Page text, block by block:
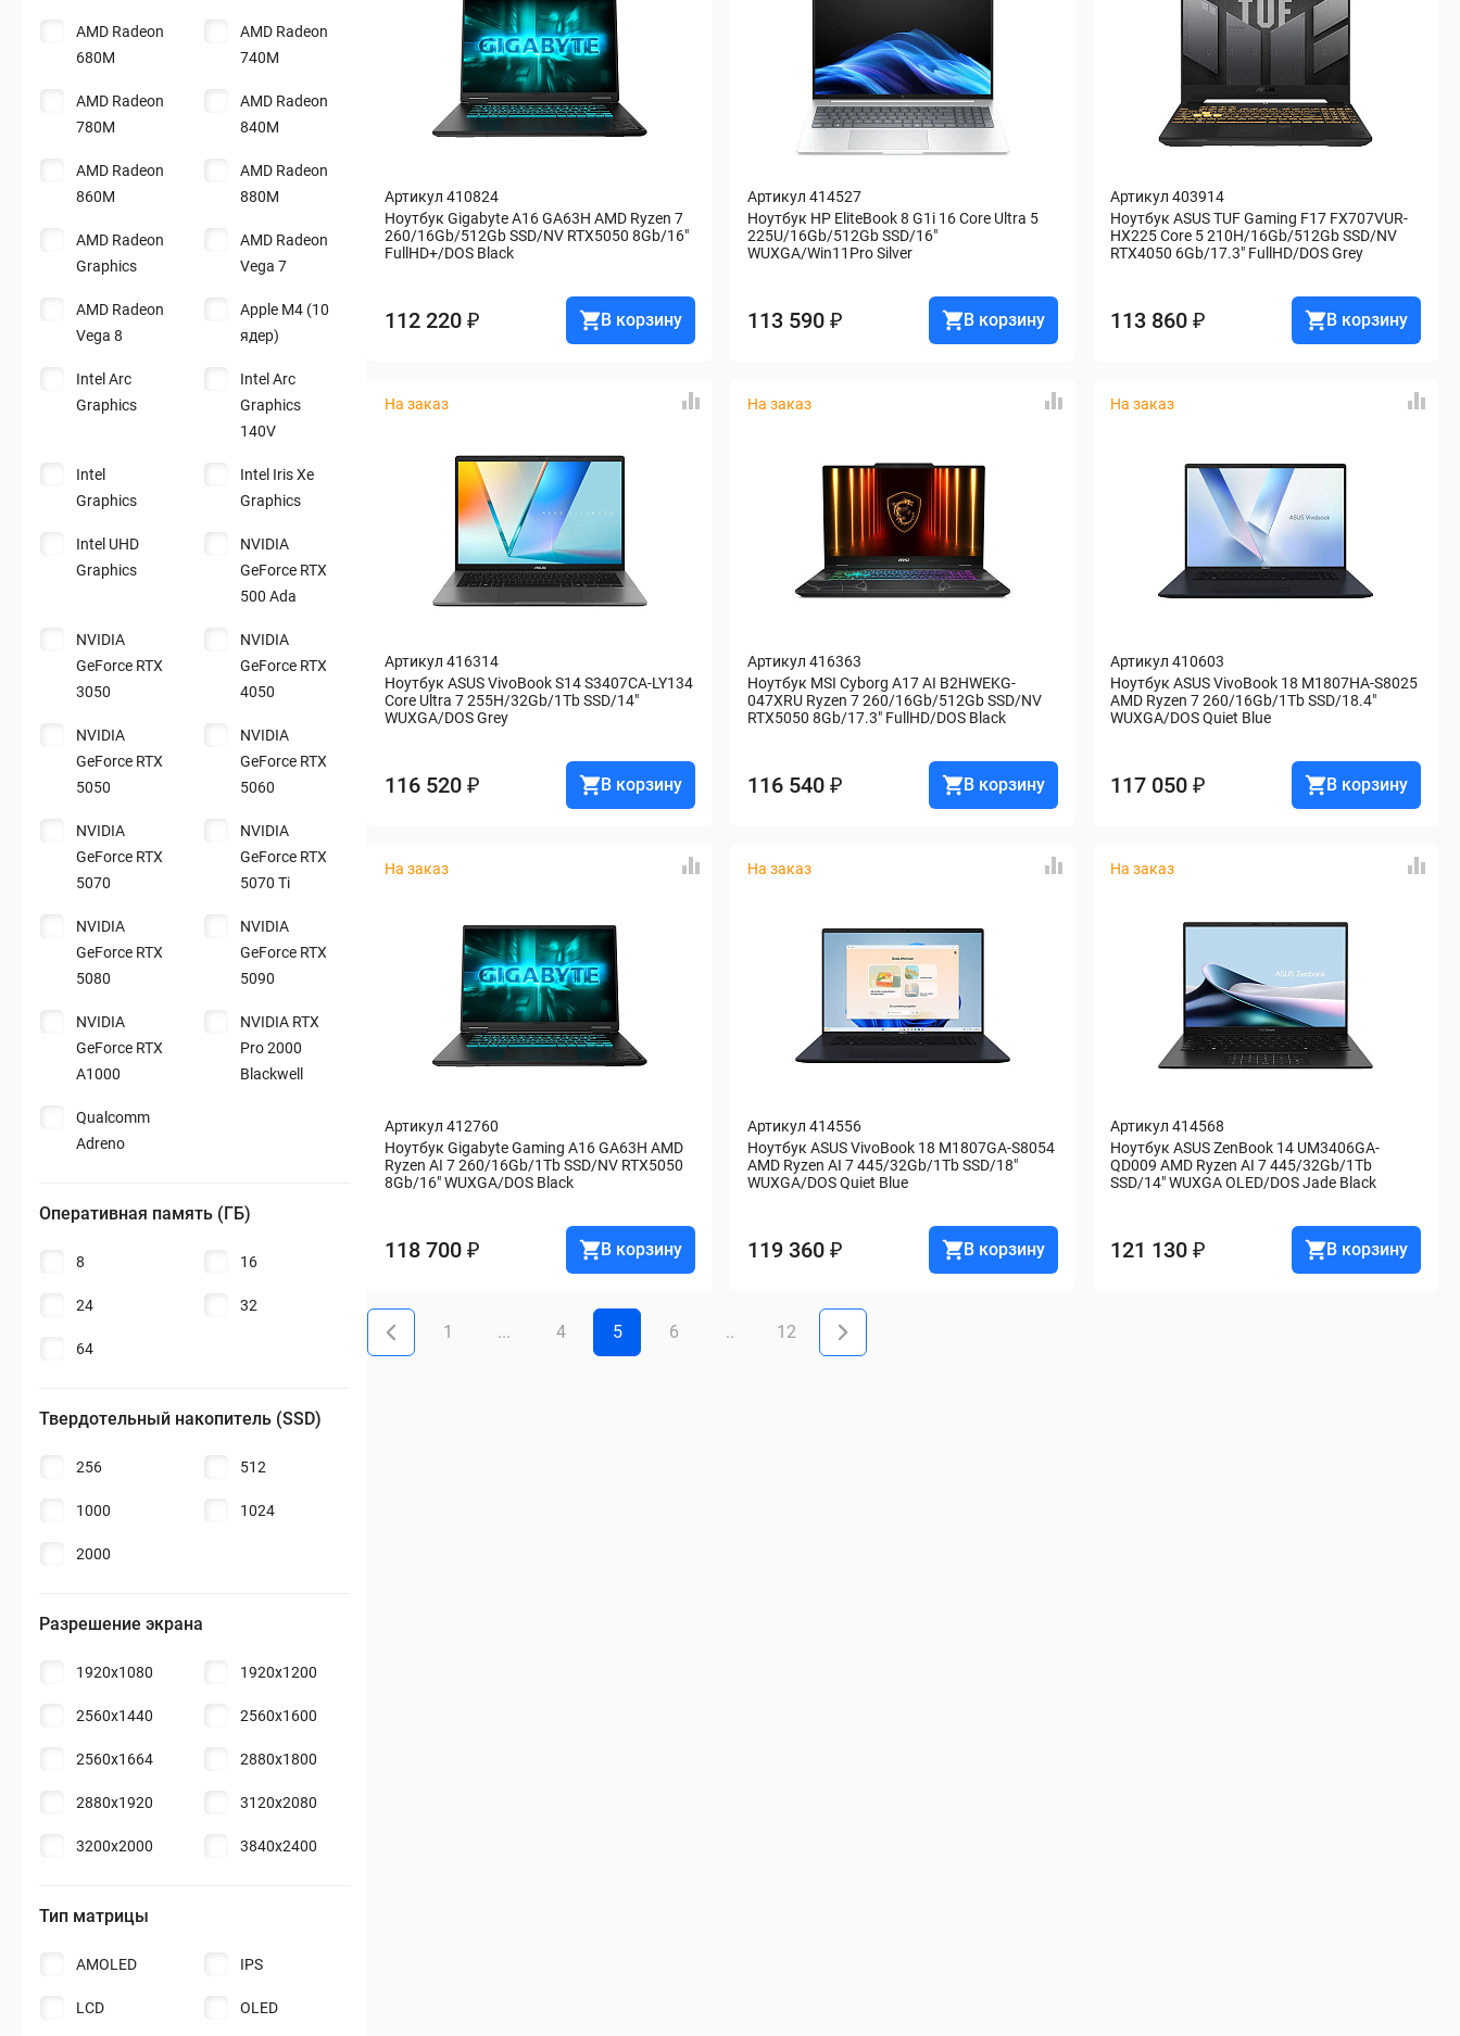
AMD Radeon
680M
AMD Radeon
740M
AMD Radeon
780M
AMD Radeon
840M
AMD Radeon
860M
AMD Radeon
880M
AMD Radeon
Graphics
AMD Radeon
Vega 7
AMD Radeon
Vega 8
Apple M4 (10
ядер)
Intel Arc
Graphics
Intel Arc
Graphics
140V
Intel
Graphics
Intel Iris Xe
Graphics
Intel UHD
Graphics
NVIDIA
GeForce RTX
500 Ada
NVIDIA
GeForce RTX
3050
NVIDIA
GeForce RTX
4050
NVIDIA
GeForce RTX
5050
NVIDIA
GeForce RTX
5060
NVIDIA
GeForce RTX
5070
NVIDIA
GeForce RTX
5070 Ti
NVIDIA
GeForce RTX
5080
NVIDIA
GeForce RTX
5090
NVIDIA
GeForce RTX
A1000
NVIDIA RTX
Pro 2000
Blackwell
Qualcomm
Adreno
Оперативная память (ГБ)
8 16
24 32
64
Твердотельный накопитель (SSD)
256 512
1000 1024
2000
Разрешение экрана
1920x1080 1920x1200
2560x1440 2560x1600
2560x1664 2880x1800
2880x1920 3120х2080
3200x2000 3840x2400
Тип матрицы
AMOLED IPS
LCD OLED
Артикул 410824
Ноутбук Gigabyte A16 GA63H AMD Ryzen 7
260/16Gb/512Gb SSD/NV RTX5050 8Gb/16"
FullHD+/DOS Black
112 220 ₽ В корзину
Артикул 414527
Ноутбук HP EliteBook 8 G1i 16 Core Ultra 5
225U/16Gb/512Gb SSD/16"
WUXGA/Win11Pro Silver
113 590 ₽ В корзину
Артикул 403914
Ноутбук ASUS TUF Gaming F17 FX707VUR-
HX225 Core 5 210H/16Gb/512Gb SSD/NV
RTX4050 6Gb/17.3" FullHD/DOS Grey
113 860 ₽ В корзину
На заказ
Артикул 416314
Ноутбук ASUS VivoBook S14 S3407CA-LY134
Core Ultra 7 255H/32Gb/1Tb SSD/14"
WUXGA/DOS Grey
116 520 ₽ В корзину
На заказ
Артикул 416363
Ноутбук MSI Cyborg A17 AI B2HWEKG-
047XRU Ryzen 7 260/16Gb/512Gb SSD/NV
RTX5050 8Gb/17.3" FullHD/DOS Black
116 540 ₽ В корзину
На заказ
Артикул 410603
Ноутбук ASUS VivoBook 18 M1807HA-S8025
AMD Ryzen 7 260/16Gb/1Tb SSD/18.4"
WUXGA/DOS Quiet Blue
117 050 ₽ В корзину
На заказ
Артикул 412760
Ноутбук Gigabyte Gaming A16 GA63H AMD
Ryzen AI 7 260/16Gb/1Tb SSD/NV RTX5050
8Gb/16" WUXGA/DOS Black
118 700 ₽ В корзину
На заказ
Артикул 414556
Ноутбук ASUS VivoBook 18 M1807GA-S8054
AMD Ryzen AI 7 445/32Gb/1Tb SSD/18"
WUXGA/DOS Quiet Blue
119 360 ₽ В корзину
На заказ
Артикул 414568
Ноутбук ASUS ZenBook 14 UM3406GA-
QD009 AMD Ryzen AI 7 445/32Gb/1Tb
SSD/14" WUXGA OLED/DOS Jade Black
121 130 ₽ В корзину
1 ... 4 5 6 .. 12